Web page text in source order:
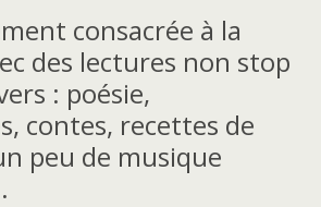
consacrée à la
des lectures non stop
: poésie,
contes, recettes de
peu de musique